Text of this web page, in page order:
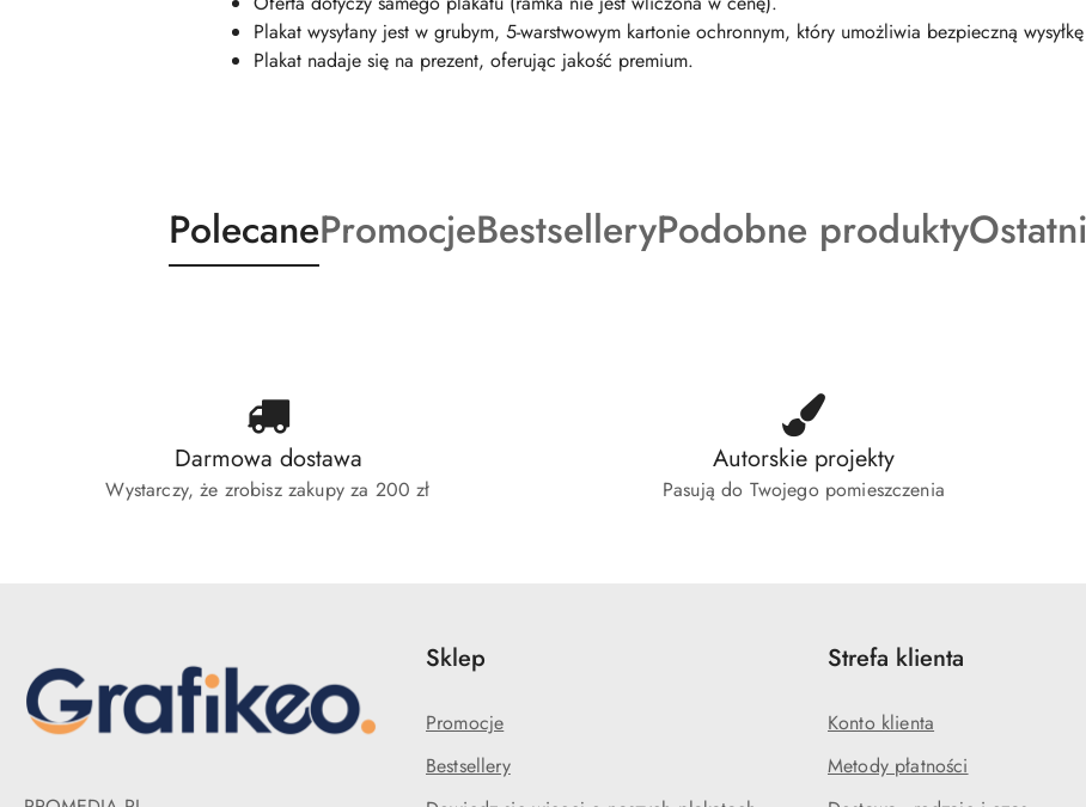
Plakat wysyłany jest w grubym, 5-warstwowym kartonie ochronnym, który umożliwia bezpieczną
Plakat nadaje się na prezent, oferując jakość premium.
Pomiń karuzelę produktów
Produkty
o
PolecaneProdukty
o
PromocjeProdukty
BestselleryProdukty
Podobne produkty
Darmowa dostawa
Wystarczy, że zrobisz zakupy za 200 zł
Autorskie projekty
Pasują do Twojego pomieszczenia
Sklep
Promocje
Bestsellery
Strefa klienta
Konto klienta
Metody płatności